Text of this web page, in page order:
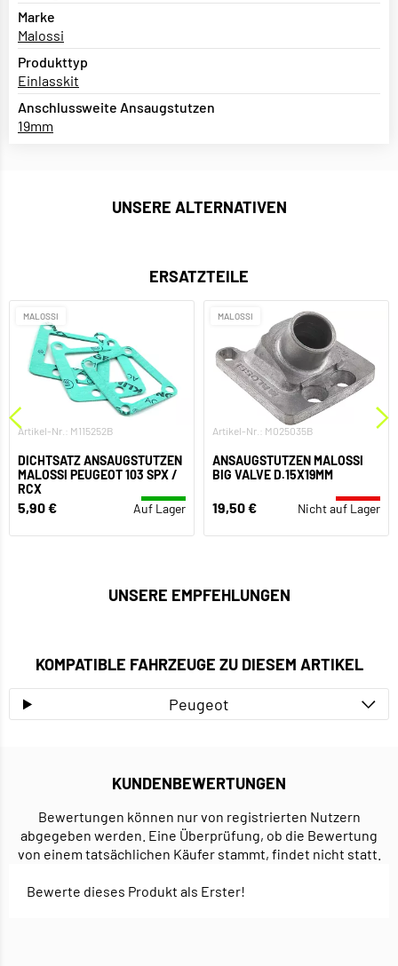
Marke
Malossi
Produkttyp
Einlasskit
Anschlussweite Ansaugstutzen
19mm
UNSERE ALTERNATIVEN
ERSATZTEILE
MALOSSI
Artikel-Nr.: M115252B
DICHTSATZ ANSAUGSTUTZEN
MALOSSI PEUGEOT 103 SPX /
RCX
5,90 € Auf Lager
MALOSSI
Artikel-Nr.: M025035B
ANSAUGSTUTZEN MALOSSI
BIG VALVE D.15X19MM
19,50 € Nicht auf Lager
UNSERE EMPFEHLUNGEN
KOMPATIBLE FAHRZEUGE ZU DIESEM ARTIKEL
Peugeot
KUNDENBEWERTUNGEN
Bewertungen können nur von registrierten Nutzern
abgegeben werden. Eine Überprüfung, ob die Bewertung
von einem tatsächlichen Käufer stammt, findet nicht statt.
Bewerte dieses Produkt als Erster!